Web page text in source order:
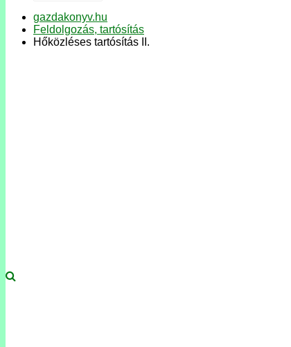
gazdakonyv.hu
Feldolgozás, tartósítás
Hőközléses tartósítás II.